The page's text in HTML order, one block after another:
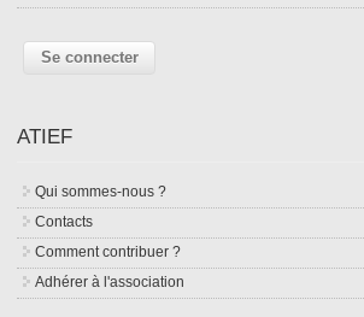
ATIEF
Qui sommes-nous ?
Contacts
Comment contribuer ?
Adhérer à l'association